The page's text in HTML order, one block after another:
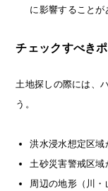
に影響することが
チェックすべき
土地探しの際には、
う。
洪水浸水想定区域
土砂災害警戒区域
周辺の地形（川・